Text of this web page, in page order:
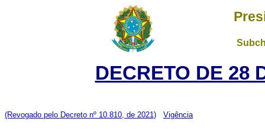
DECRETO DE 28
(Revogado pelo Decreto nº 10.810, de 2021) Vigência